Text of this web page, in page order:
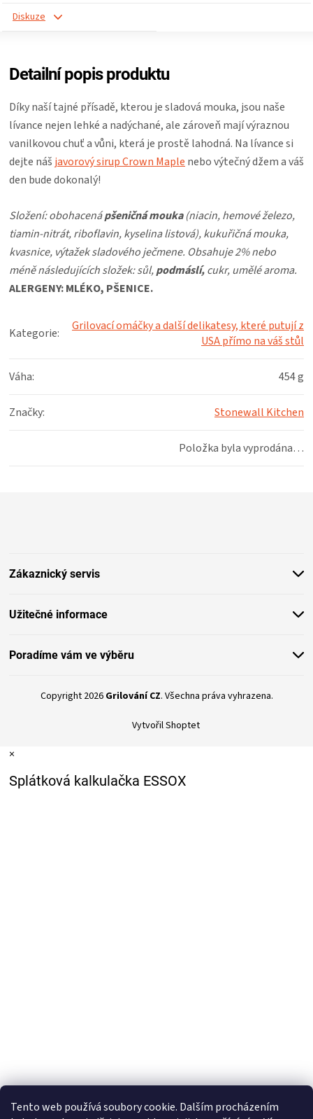
Tento web používá soubory cookie. Dalším procházením
ZNAČKY
PŘIHLÁŠENÍ
Diskuze
Detailní popis produktu
Díky naší tajné přísadě, kterou je sladová mouka, jsou naše
lívance nejen lehké a nadýchané, ale zároveň mají výraznou
vanilkovou chuť a vůni, která je prostě lahodná. Na lívance si
dejte náš javorový sirup Crown Maple nebo výtečný džem a váš
den bude dokonalý!
Složení: obohacenápšeničná mouka(niacin, hemové železo,
tiamin-nitrát, riboflavin, kyselina listová), kukuřičná mouka,
kvasnice, výtažek sladového ječmene. Obsahuje 2% nebo
méně následujících složek: sůl,podmáslí,cukr, umělé aroma.
ALERGENY: MLÉKO, PŠENICE.
Kategorie:
Grilovací omáčky a další delikatesy, které putují z
USA přímo na váš stůl
Váha: 454 g
Značky: Stonewall Kitchen
Položka byla vyprodána…
Zákaznický servis
Užitečné informace
Poradíme vám ve výběru
Vytvořil Shoptet
Copyright 2026 Grilování CZ. Všechna práva vyhrazena.
×
Splátková kalkulačka ESSOX